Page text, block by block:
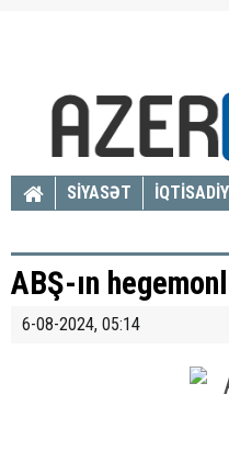
SİYASƏT
ABŞ-ın
6-08-2024, 05:14